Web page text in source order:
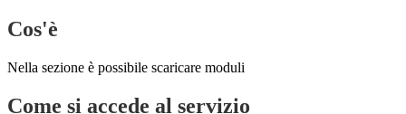
Cos'è
Nella sezione è possibile scaricare moduli
Come si accede al servizio